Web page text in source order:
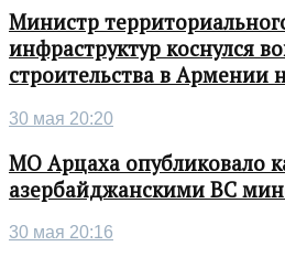
Министр
инфраструктур коснулся
строительства в Армении
30 мая 20:20
МО Арцаха опубликовало
азербайджанскими ВС
30 мая 20:16